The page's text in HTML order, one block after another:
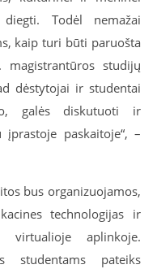
Todėl nemažai
kaip turi būti paruošta
studijų
dėstytojai ir studentai
galės diskutuoti ir
paskaitoje“, –
bus organizuojamos,
technologijas ir
virtualioje aplinkoje.
studentams pateiks